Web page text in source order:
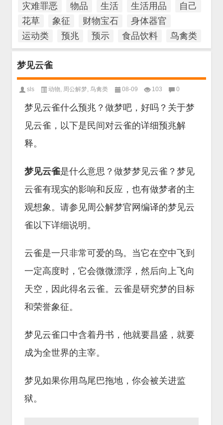
灾难罪恶
物品 生活 生活用品
自己
花草
象征 财物宝石
身体器官
运动类
预兆 预示 食品饮料 鸟禽类
梦见云雀
sls 动物, 周公解梦, 鸟禽类 08-09 103 0
梦见云雀什么预兆？做梦吧，好吗？关于梦
见云雀，以下是民间对云雀的详细预兆解
释。
梦见云雀是什么意思？做梦梦见云雀？梦见
云雀有现实的影响和反应，也有做梦者的主
观想象。请参见周公解梦官网编译的梦见云
雀以下详细说明。
云雀是一只非常可爱的鸟。当它在空中飞到
一定高度时，它会微微漂浮，然后向上飞向
天空，因此得名云雀。云雀是研究梦的目标
和荣誉象征。
梦见云雀口中含着丹书，他就要昌盛，就要
成为全世界的主宰。
梦见如果你用鸟尾巴拖地，你会被关进监
狱。